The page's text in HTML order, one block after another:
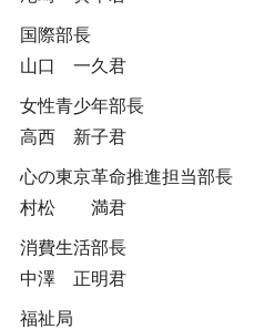
国際部長
山口 一久君
女性青少年部長
高西 新子君
心の東京革命推進担当部長
村松 満君
消費生活部長
中澤 正明君
福祉局